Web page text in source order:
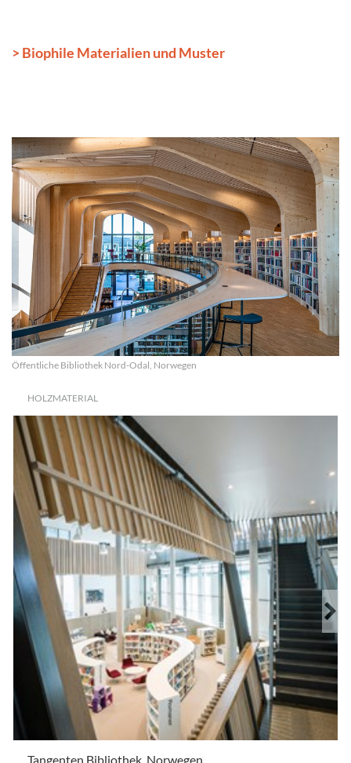
> Biophile Materialien und Muster
Öffentliche Bibliothek Nord-Odal, Norwegen
HOLZMATERIAL
Tangenten Bibliothek, Norwegen